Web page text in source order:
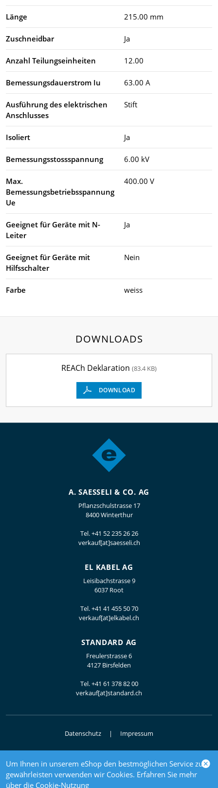
Um Ihnen in unserem eShop den bestmöglichen Service zu
gewährleisten verwenden wir Cookies. Erfahren Sie mehr
über die Cookie-Nutzung
Länge 215.00 mm
Zuschneidbar Ja
Anzahl Teilungseinheiten 12.00
Bemessungsdauerstrom Iu 63.00 A
Ausführung des elektrischen
Anschlusses
Stift
Isoliert Ja
Bemessungsstossspannung 6.00 kV
Max.
Bemessungsbetriebsspannung
Ue
400.00 V
Geeignet für Geräte mit N-
Leiter
Ja
Geeignet für Geräte mit
Hilfsschalter
Nein
Farbe weiss
DOWNLOADS
REACh Deklaration (83.4 KB)
DOWNLOAD
A. SAESSELI & CO. AG
Pflanzschulstrasse 17
8400 Winterthur
Tel.+41 52 235 26 26
verkauf[at]saesseli.ch
EL KABEL AG
Leisibachstrasse 9
6037 Root
Tel.+41 41 455 50 70
verkauf[at]elkabel.ch
STANDARD AG
Freulerstrasse 6
4127 Birsfelden
Tel.+41 61 378 82 00
verkauf[at]standard.ch
Datenschutz Impressum
© 2026 Elektrogrosshandel
powered by polynorm